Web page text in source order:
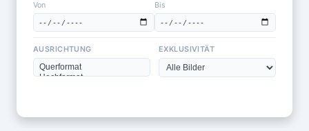
Von
Bis
AUSRICHTUNG EXKLUSIVITÄT